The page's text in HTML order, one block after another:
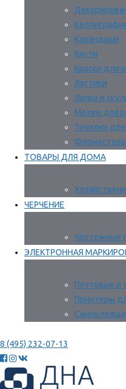
Карандаши
Кисти
Краски для
Ластики
Лепка и
Мелки для
Точилки
Фломастеры
ТОВАРЫ ДЛЯ ДОМА
ЧЕРЧЕНИЕ
Чертежные
ЭЛЕКТРОННАЯ
Почтовые и
Принтеры
8 (495) 232-07-13